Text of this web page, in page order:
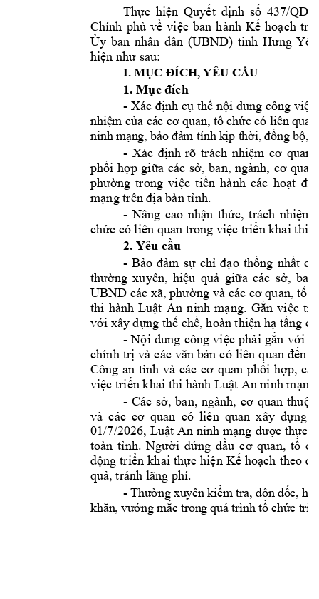
Thực hiện Quyết định số 437/QĐ-
Chính phủ về việc ban hành Kế hoạch
Ủy ban nhân dân (UBND) tỉnh Hưng
hiện như sau:
I. MỤC ĐÍCH, YÊU CẦU
1. Mục đích
- Xác định cụ thể nội dung công việ
nhiệm của các cơ quan, tổ chức có liên quan
ninh mạng, bảo đảm tính kịp thời, đồng bộ,
- Xác định rõ trách nhiệm cơ quan
phối hợp giữa các sở, ban, ngành, cơ quan
phường trong việc tiến hành các hoạt
mạng trên địa bàn tỉnh.
- Nâng cao nhận thức, trách nhiệm
chức có liên quan trong việc triển khai thi
2. Yêu cầu
- Bảo đảm sự chỉ đạo thống nhất
thường xuyên, hiệu quả giữa các sở,
UBND các xã, phường và các cơ quan, tổ
thi hành Luật An ninh mạng. Gắn việc
với xây dựng thể chế, hoàn thiện hạ tầng
- Nội dung công việc phải gắn với
chính trị và các văn bản có liên quan đến
Công an tỉnh và các cơ quan phối hợp,
việc triển khai thi hành Luật An ninh mạng.
- Các sở, ban, ngành, cơ quan thuộc
và các cơ quan có liên quan xây dựng
01/7/2026, Luật An ninh mạng được thực
toàn tỉnh. Người đứng đầu cơ quan, tổ
động triển khai thực hiện Kế hoạch theo
quả, tránh lãng phí.
- Thường xuyên kiểm tra, đôn đốc, h
khăn, vướng mắc trong quá trình tổ chức tri